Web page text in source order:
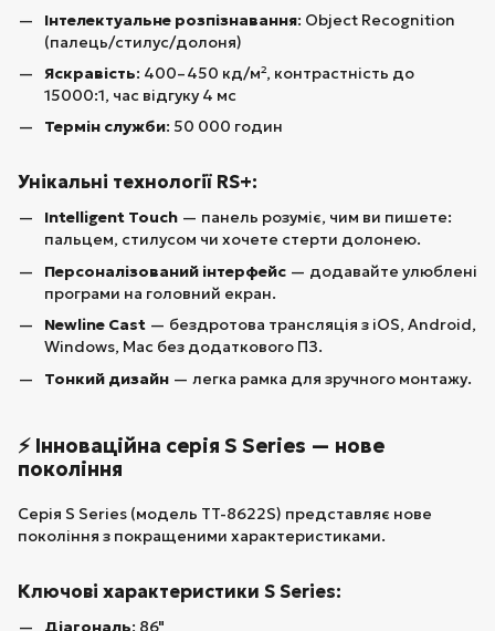
Інтелектуальне розпізнавання: Object Recognition
(палець/стилус/долоня)
Яскравість: 400–450 кд/м², контрастність до
15000:1, час відгуку 4 мс
Термін служби: 50 000 годин
Унікальні технології RS+:
Intelligent Touch — панель розуміє, чим ви пишете:
пальцем, стилусом чи хочете стерти долонею.
Персоналізований інтерфейс — додавайте улюблені
програми на головний екран.
Newline Cast — бездротова трансляція з iOS, Android,
Windows, Mac без додаткового ПЗ.
Тонкий дизайн — легка рамка для зручного монтажу.
⚡ Інноваційна серія S Series — нове
покоління
Серія S Series (модель TT-8622S) представляє нове
покоління з покращеними характеристиками.
Ключові характеристики S Series:
Діагональ: 86"